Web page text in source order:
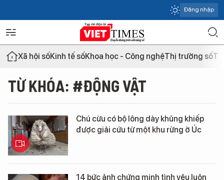
Đăng nhập
Xã hội sốKinh tế sốKhoa học - Công nghệThị trường số
TỪ KHÓA: #ĐỘNG VẬT
Chú cừu có bộ lông dày khủng khiếp
được giải cứu từ một khu rừng ở Úc
14 bức ảnh chứng minh tình yêu luôn